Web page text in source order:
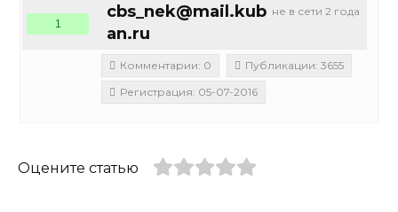
не в сети 2 года
cbs_nek@mail.kub
an.ru
1
Комментарии: 0
Публикации: 3655
Регистрация: 05-07-2016
Оцените статью